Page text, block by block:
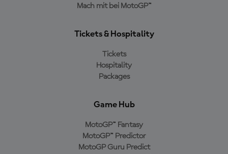
Mach mit bei MotoGP™
Tickets & Hospitality
Tickets
Hospitality
Packages
Game Hub
MotoGP™ Fantasy
MotoGP™ Predictor
MotoGP Guru Predict